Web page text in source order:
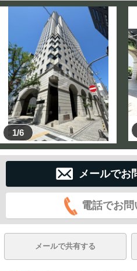
1/6
メールでお
電話でお
メールで共有する